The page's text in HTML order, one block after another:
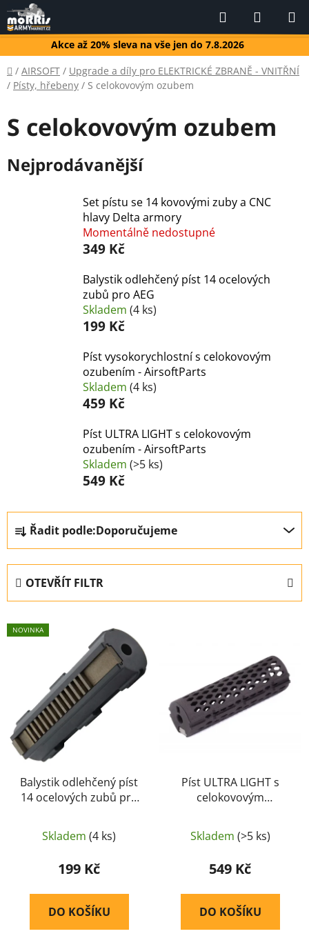
Přejít
na
obsah
Akce až 20% sleva na vše jen do 7.8.2026
Hledat
KOŠÍK
Domů
/ AIRSOFT / Upgrade a díly pro ELEKTRICKÉ ZBRANĚ - VNITŘNÍ
/ Písty, hřebeny / S celokovovým ozubem
S celokovovým ozubem
Nejprodávanější
Set pístu se 14 kovovými zuby a CNC
hlavy Delta armory
Momentálně nedostupné
349 Kč
Balystik odlehčený píst 14 ocelových
zubů pro AEG
Skladem (4 ks)
199 Kč
Píst vysokorychlostní s celokovovým
ozubením - AirsoftParts
Skladem (4 ks)
459 Kč
Píst ULTRA LIGHT s celokovovým
ozubením - AirsoftParts
Skladem (>5 ks)
549 Kč
Ř
a
z
n
í
p
k
t
ů
Řadit podle:Doporučujeme
OTEVŘÍT FILTR
V
ý
r
o
NOVINKA
Balystik odlehčený píst
14 ocelových zubů pro
Skladem (4 ks)
199 Kč
DO KOŠÍKU
Píst ULTRA LIGHT s
celokovovým
AirsoftParts
Skladem (>5 ks)
549 Kč
DO KOŠÍKU